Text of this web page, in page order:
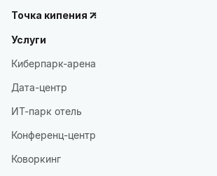
Точка кипения
Услуги
Киберпарк-арена
Дата-центр
ИТ-парк отель
Конференц-центр
Коворкинг